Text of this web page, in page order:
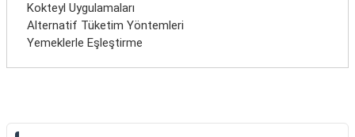
Kokteyl Uygulamaları
Alternatif Tüketim Yöntemleri
Yemeklerle Eşleştirme